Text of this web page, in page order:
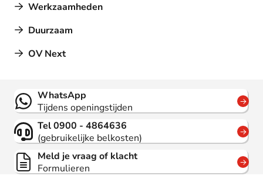
Werkzaamheden
Duurzaam
OV Next
Contact
WhatsApp
Tijdens openingstijden
Tel 0900 - 4864636
(gebruikelijke belkosten)
Meld je vraag of klacht
Formulieren